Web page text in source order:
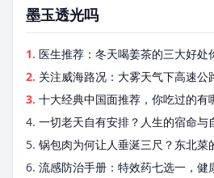
墨玉透光吗
1. 医生推荐：冬天喝姜茶的三大好处
2. 关注威海路况：大雾天气下高速公
3. 十大经典中国面推荐，你吃过的有
4. 一切老天自有安排？人生的宿命与
5. 锅包肉为何让人垂涎三尺？东北菜
6. 流感防治手册：特效药七选一，健